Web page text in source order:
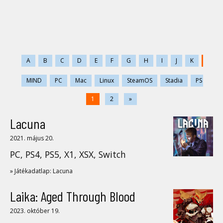
A B C D E F G H I J K
MIND PC Mac Linux SteamOS Stadia PS
1 2 »
Lacuna
2021. május 20.
PC, PS4, PS5, X1, XSX, Switch
» Játékadatlap: Lacuna
Laika: Aged Through Blood
2023. október 19.